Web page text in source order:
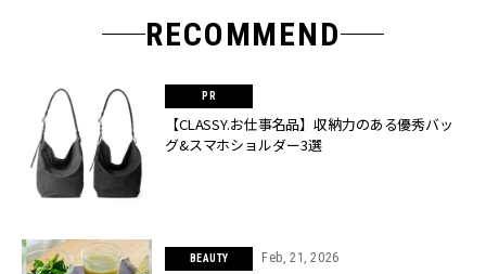
RECOMMEND
【CLASSY.お仕事名品】収納力のある優秀バッ
グ&スマホショルダー3選
BEAUTY Feb, 21, 2026